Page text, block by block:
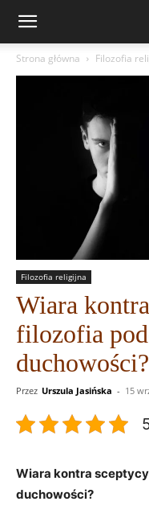
Strona główna Filozofia
Filozofia religijna
Wiara
filozofia
duchowości?
Przez Urszula Jasińska - 15
Wiara kontra
duchowości?